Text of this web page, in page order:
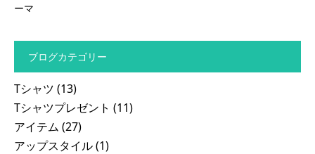
ーマ
ブログカテゴリー
Tシャツ (13)
Tシャツプレゼント (11)
アイテム (27)
アップスタイル(1)